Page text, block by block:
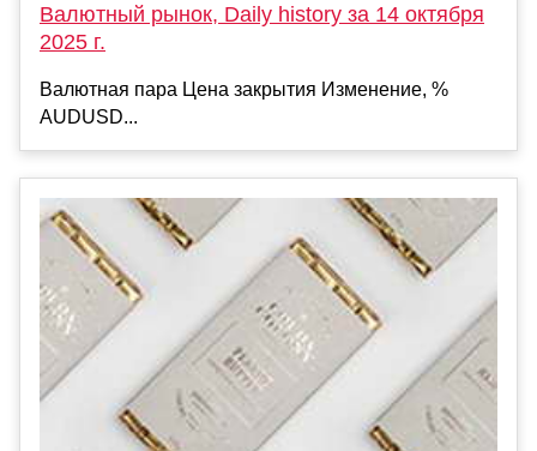
Валютный рынок, Daily history за 14 октября
2025 г.
Валютная пара Цена закрытия Изменение, %
AUDUSD...